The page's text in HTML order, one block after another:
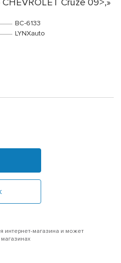
Cruze 09>,»
BC-6133
LYNXauto
интернет-магазина и может